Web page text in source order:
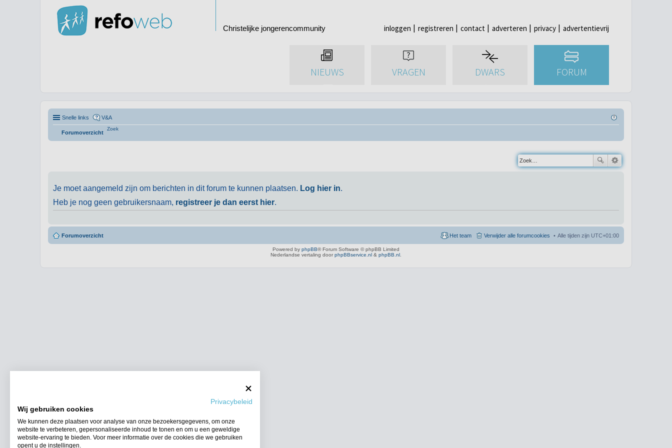
Christelijke jongerencommunity inloggen registreren contact adverteren privacy advertentievrij
NIEUWS VRAGEN DWARS FORUM
Snelle links V&A
Forumoverzicht
Zoek
Je moet aangemeld zijn om berichten in dit forum te kunnen plaatsen. Log hier in.
Heb je nog geen gebruikersnaam, registreer je dan eerst hier.
Forumoverzicht Alle tijden zijn UTC+01:00
Verwijder alle forumcookies
Het team
Powered by phpBB® Forum Software © phpBB Limited
Nederlandse vertaling door phpBBservice.nl & phpBB.nl
Privacybeleid
Wij gebruiken cookies
We kunnen deze plaatsen voor analyse van onze bezoekersgegevens, om onze
website te verbeteren, gepersonaliseerde inhoud te tonen en om u een geweldige
website-ervaring te bieden. Voor meer informatie over de cookies die we gebruiken
opent u de instellingen.